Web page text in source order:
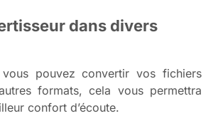
dans divers
pouvez convertir vos fichiers
formats, cela vous permettra
confort d’écoute.